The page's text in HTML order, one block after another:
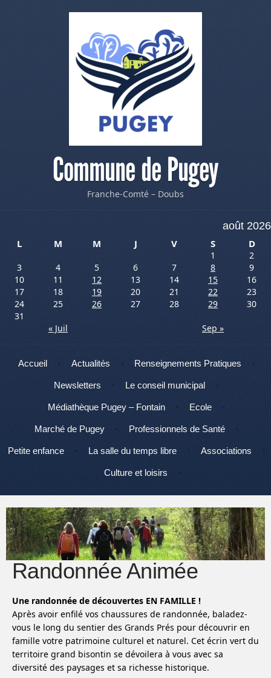
Commune de Pugey
Franche-Comté – Doubs
août 2026
L
M M J V S D
1
2
3
4 5 6 7 8
9
10
11 12 13 14 15
16
17
18 19 20 21 22
23
24
25 26 27 28 29
30
31
« Juil
Sep »
Menu
Aller au contenu
Accueil Actualités Renseignements Pratiques
Newsletters Le conseil municipal
Médiathèque Pugey – Fontain Ecole
Marché de Pugey Professionnels de Santé
Petite enfance La salle du temps libre Associations
Culture et loisirs
Randonnée Animée
Une randonnée de découvertes EN FAMILLE !
Après avoir enfilé vos chaussures de randonnée, baladez-
vous le long du sentier des Grands Prés pour découvrir en
famille votre patrimoine culturel et naturel. Cet écrin vert du
territoire grand bisontin se dévoilera à vous avec sa
diversité des paysages et sa richesse historique.